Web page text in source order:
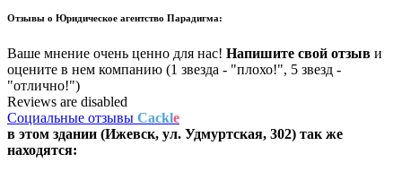
Отзывы о Юридическое агентство Парадигма:
Ваше мнение очень ценно для нас! Напишите свой отзыв и
оцените в нем компанию (1 звезда - "плохо!", 5 звезд -
"отлично!")
Reviews are disabled
Социальные отзывы Cackle
в этом здании (Ижевск, ул. Удмуртская, 302) так же
находятся: